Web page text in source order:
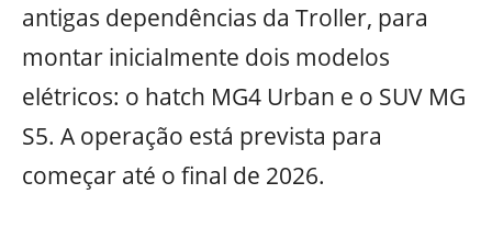
antigas dependências da Troller, para
montar inicialmente dois modelos
elétricos: o hatch MG4 Urban e o SUV MG
S5. A operação está prevista para
começar até o final de 2026.